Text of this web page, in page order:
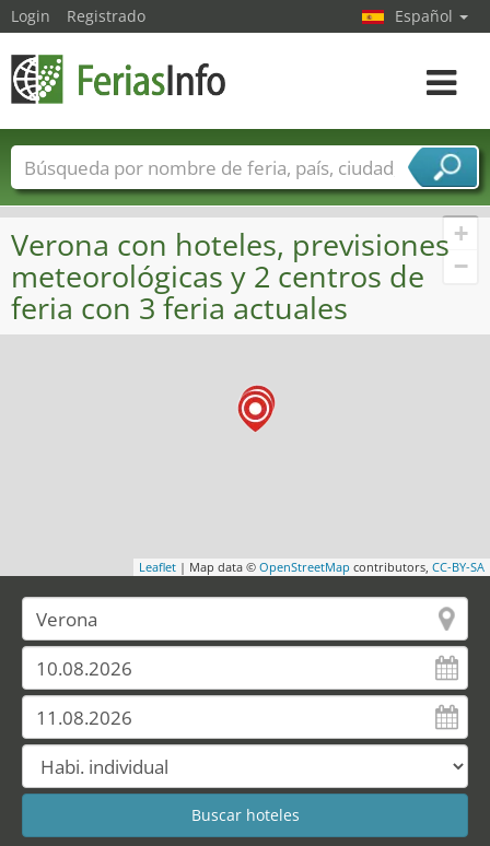
+
−
Leaflet | Map data © OpenStreetMap contributors, CC-BY-SA
Verona con hoteles, previsiones
meteorológicas y 2 centros de
feria con 3 feria actuales
Login Registrado Español
toggle
Nombres de ferias Países
Ciudades
Sectores de ferias
Sectores de proveedor de servicios